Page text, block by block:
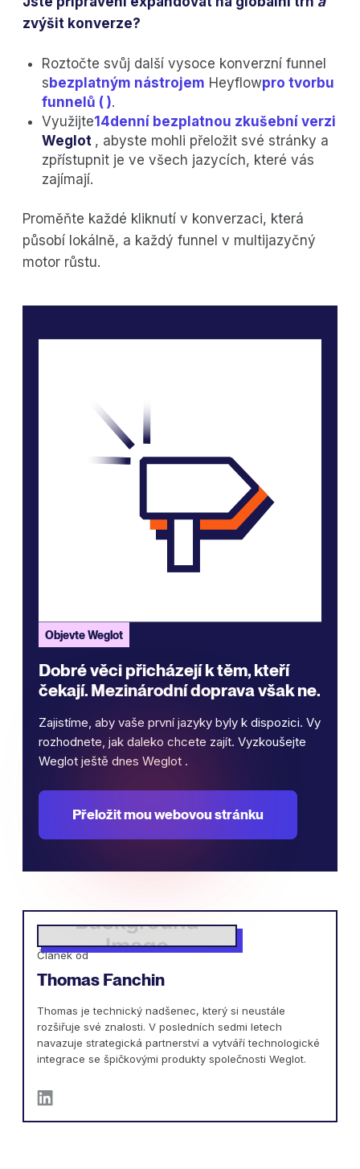
zvýšit konverze?
Roztočte svůj další vysoce konverzní funnel
sbezplatným nástrojem Heyflowpro tvorbu
funnelů ( ).
Využijte14denní bezplatnou zkušební verzi
Weglot , abyste mohli přeložit své stránky a
zpřístupnit je ve všech jazycích, které vás
zajímají.
Proměňte každé kliknutí v konverzaci, která
působí lokálně, a každý funnel v multijazyčný
motor růstu.
Objevte Weglot
Dobré věci přicházejí k těm, kteří
čekají. Mezinárodní doprava však ne.
Zajistíme, aby vaše první jazyky byly k dispozici. Vy
rozhodnete, jak daleko chcete zajít. Vyzkoušejte
Weglot ještě dnes Weglot .
Přeložit mou webovou stránku
Článek od
Thomas Fanchin
Thomas je technický nadšenec, který si neustále
rozšiřuje své znalosti. V posledních sedmi letech
navazuje strategická partnerství a vytváří technologické
integrace se špičkovými produkty společnosti Weglot.